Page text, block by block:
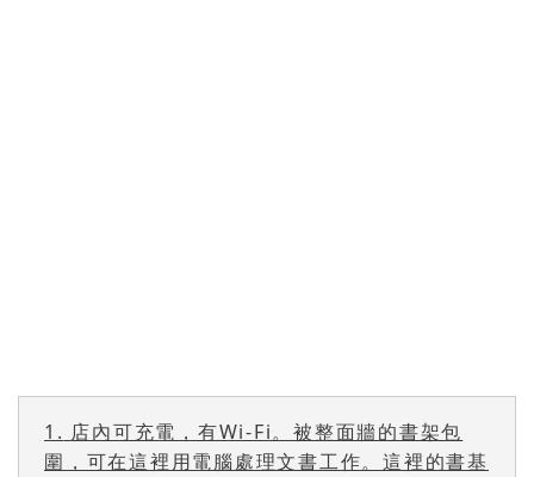
1. 店內可充電，有Wi-Fi。被整面牆的書架包
圍，可在這裡用電腦處理文書工作。這裡的書基